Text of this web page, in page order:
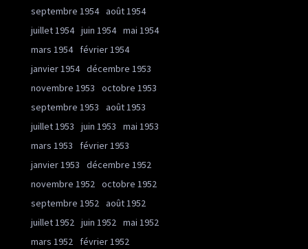
septembre 1954 août 1954
juillet 1954 juin 1954 mai 1954
mars 1954
février 1954
janvier 1954 décembre 1953
novembre 1953
octobre 1953
septembre 1953
août 1953
juillet 1953
juin 1953
mai 1953
mars 1953
février 1953
janvier 1953
décembre 1952
novembre 1952 octobre 1952
septembre 1952 août 1952
juillet 1952 juin 1952 mai 1952
mars 1952
février 1952